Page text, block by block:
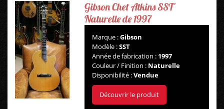
Gibson Chet Atkins SST
Naturelle de 1997
Marque :Gibson
Modèle :SST
Année de fabrication : 1997
Couleur / Finition : Naturelle
Disponibilité :Vendue
Découvrir le produit